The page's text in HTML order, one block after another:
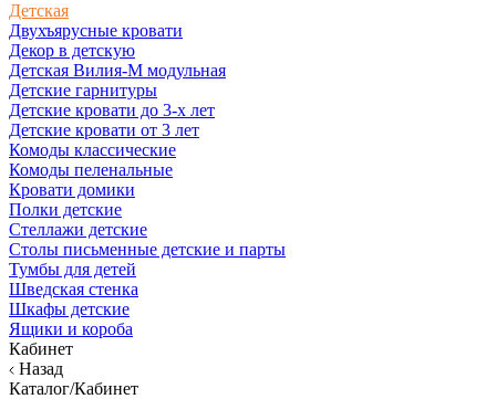
Детская
Двухъярусные кровати
Декор в детскую
Детская Вилия-М модульная
Детские гарнитуры
Детские кровати до 3-х лет
Детские кровати от 3 лет
Комоды классические
Комоды пеленальные
Кровати домики
Полки детские
Стеллажи детские
Столы письменные детские и парты
Тумбы для детей
Шведская стенка
Шкафы детские
Ящики и короба
Кабинет
Назад
Каталог/Кабинет